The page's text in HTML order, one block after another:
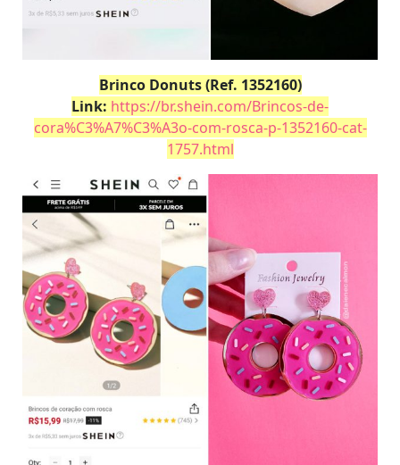
Brinco Donuts (Ref. 1352160)
Link: https://br.shein.com/Brincos-de-
cora%C3%A7%C3%A3o-com-rosca-p-1352160-cat-
1757.html